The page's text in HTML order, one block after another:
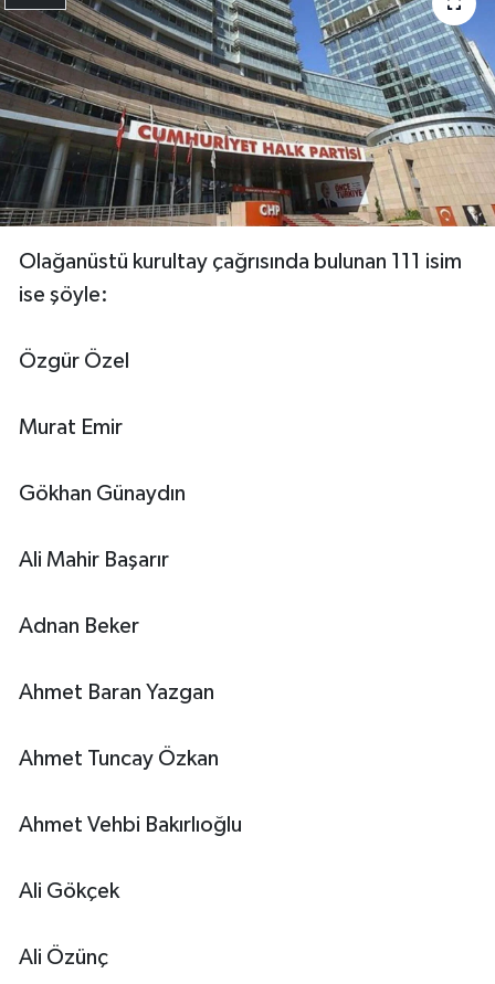
Olağanüstü kurultay çağrısında bulunan 111 isim
ise şöyle:
Özgür Özel
Murat Emir
Gökhan Günaydın
Ali Mahir Başarır
Adnan Beker
Ahmet Baran Yazgan
Ahmet Tuncay Özkan
Ahmet Vehbi Bakırlıoğlu
Ali Gökçek
Ali Özünç